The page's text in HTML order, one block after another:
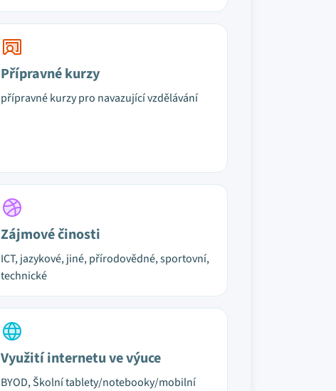
Přípravné kurzy
přípravné kurzy pro navazující vzdělávání
Zájmové činosti
ICT, jazykové, jiné, přírodovědné, sportovní,
technické
Využití internetu ve výuce
BYOD, Školní tablety/notebooky/mobilní